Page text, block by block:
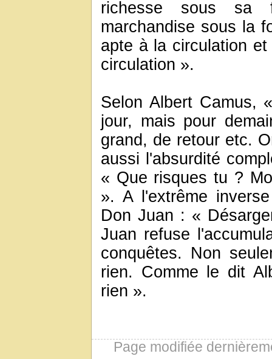
richesse sous sa
marchandise sous la
apte à la circulation
circulation ».
Selon Albert Camus,
jour, mais pour
grand, de retour etc.
aussi l'absurdité
« Que risques tu ?
». A l'extrême
Don Juan : «
Juan refuse
conquêtes. Non
rien. Comme le dit
rien ».
Page modifiée